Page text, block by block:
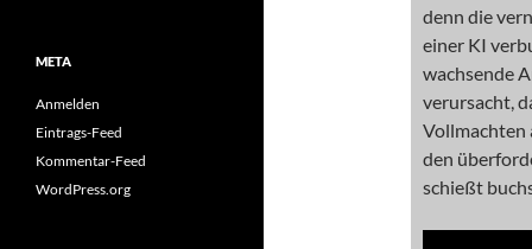
denn die
einer KI
wachsende
verursacht,
Vollmachten
den
schießt
META
Anmelden
Eintrags-Feed
Kommentar-Feed
WordPress.org